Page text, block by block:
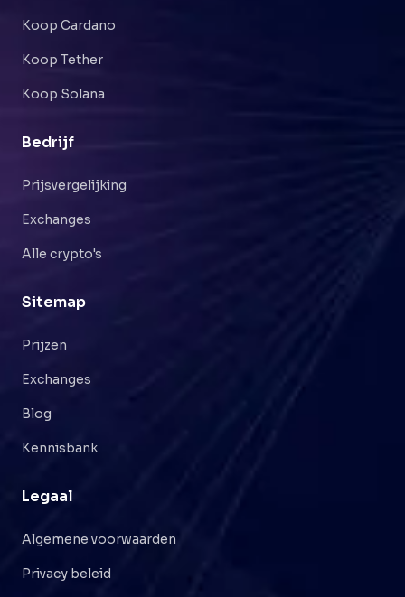
Koop Cardano
Koop Tether
Koop Solana
Bedrijf
Prijsvergelijking
Exchanges
Alle crypto's
Sitemap
Prijzen
Exchanges
Blog
Kennisbank
Legaal
Algemene voorwaarden
Privacy beleid